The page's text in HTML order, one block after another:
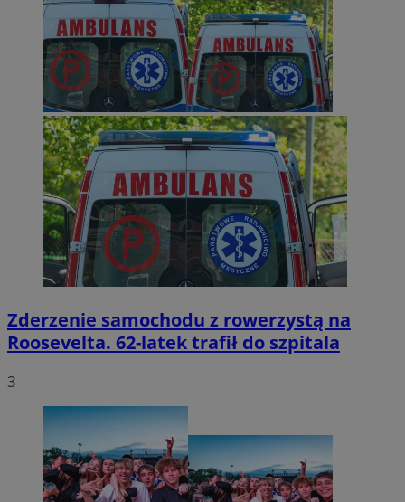
Zderzenie samochodu z rowerzystą na
Roosevelta. 62-latek trafił do szpitala
3